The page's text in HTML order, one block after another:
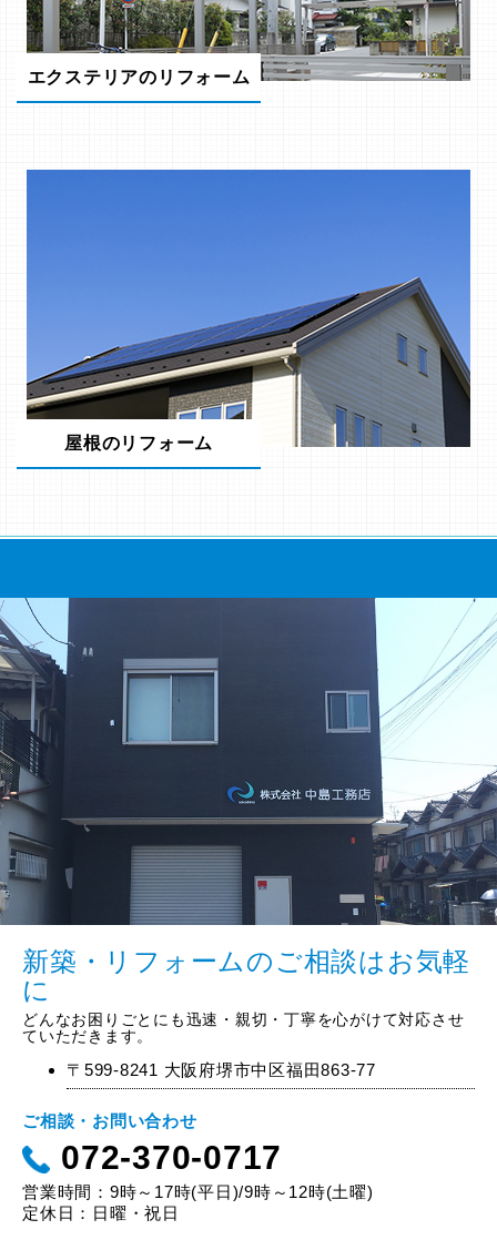
エクステリアのリフォーム
屋根のリフォーム
新築・リフォームのご相談はお気軽
に
どんなお困りごとにも迅速・親切・丁寧を心がけて対応させ
ていただきます。
〒599-8241 大阪府堺市中区福田863-77
ご相談・お問い合わせ
072-370-0717
営業時間：9時～17時(平日)/9時～12時(土曜)
定休日：日曜・祝日